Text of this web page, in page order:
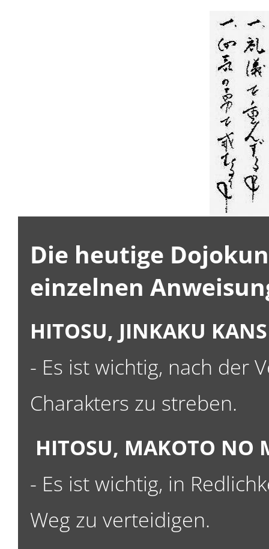
Die heutige
einzelnen
HITOSU, JINKAKU
- Es ist wichtig, nach der
Charakters zu streben.
HITOSU, MAKOTO NO
- Es ist wichtig, in
Weg zu verteidigen.